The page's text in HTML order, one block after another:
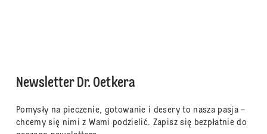
Newsletter Dr. Oetkera
Pomysły na pieczenie, gotowanie i desery to nasza pasja –
chcemy się nimi z Wami podzielić. Zapisz się bezpłatnie do